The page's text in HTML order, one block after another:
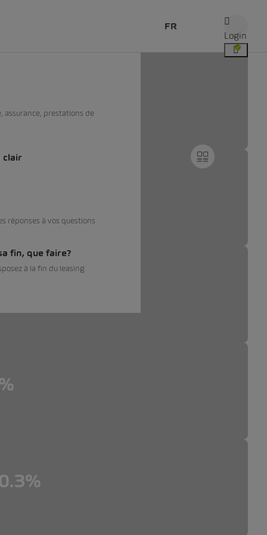
assurance, prestations de
clair
réponses à vos questions
fin, que faire?
à la fin du leasing
FR
Login